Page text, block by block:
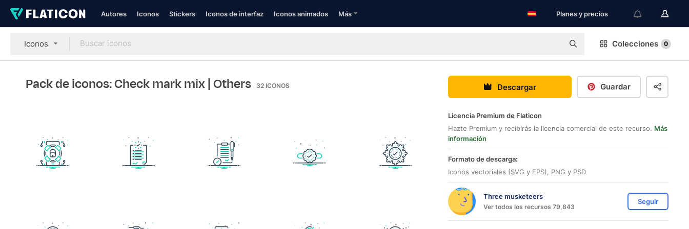
Autores Iconos Stickers Iconos de interfaz Iconos animados Más Planes y precios
Iconos Colecciones 0
Pack de iconos: Check mark mix| Others 32 ICONOS Descargar Guardar
Licencia Premium de Flaticon
Hazte Premium y recibirás la licencia comercial de este recurso. Más
información
Formato de descarga:
Iconos vectoriales (SVG y EPS), PNG y PSD
Three musketeers
Ver todos los recursos 79,843
Seguir